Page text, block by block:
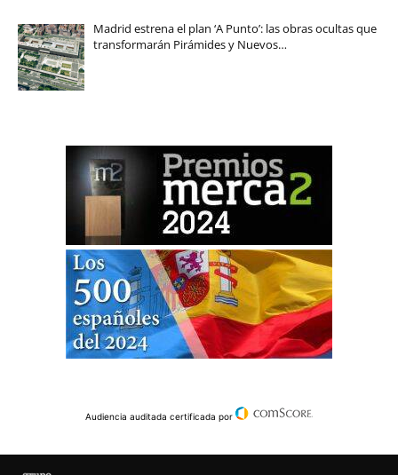
Madrid estrena el plan ‘A Punto’: las obras ocultas que
transformarán Pirámides y Nuevos…
Audiencia auditada certificada por